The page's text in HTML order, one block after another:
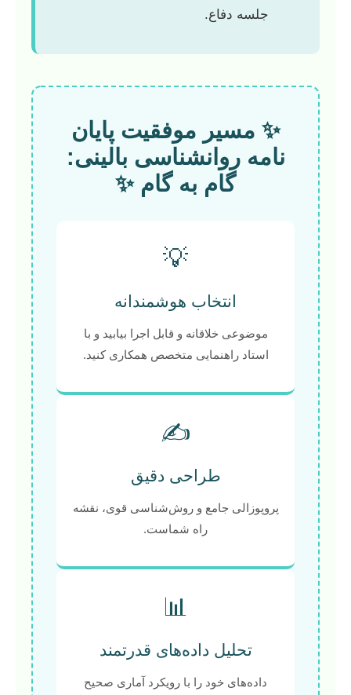
جلسه دفاع.
✨ مسیر موفقیت پایان
نامه روانشناسی بالینی:
گام به گام ✨
💡
انتخاب هوشمندانه
موضوعی خلاقانه و قابل اجرا بیابید و با
استاد راهنمایی متخصص همکاری کنید.
✍️
طراحی دقیق
پروپوزالی جامع و روش‌شناسی قوی، نقشه
راه شماست.
📊
تحلیل داده‌های قدرتمند
داده‌های خود را با رویکرد آماری صحیح